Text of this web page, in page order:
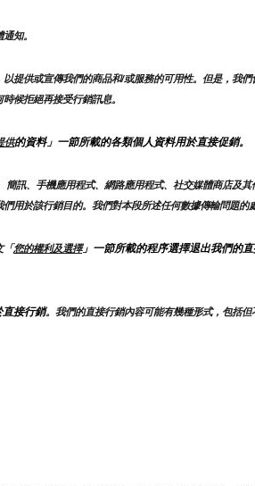
知。
提供或宣傳我們的商品和/或服務的可用性。但是，我
候拒絕再接受行銷訊息。
供的資料」一節所載的各類個人資料用於直接促銷。
訊、手機應用程式、網路應用程式、社交媒體商店及
用於該行銷目的。我們對本段所述任何數據傳輸問題的
「您的權利及選擇」一節所載的程序選擇退出我們的
直接行銷。我們的直接行銷內容可能有幾種形式，包括